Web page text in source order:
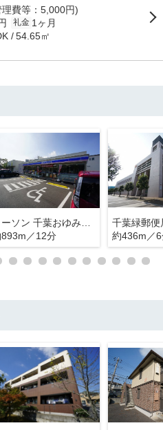
理費等：5,000円)
礼金 1ヶ月
54.65㎡
／12分
千葉緑郵便
約436m／